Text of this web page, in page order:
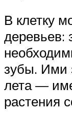
В клетку
деревьев:
зубы. Ими
лета —
растения